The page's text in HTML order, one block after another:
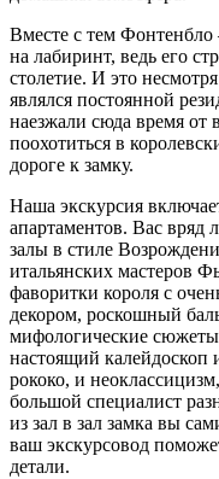
Вместе с тем
на лабиринт, ведь его
столетие. И это
являлся постоянной
наезжали сюда время от
поохотиться в
дороге к замку.
Наша экскурсия
апартаментов. Вас
залы в стиле
итальянских мастеров
фаворитки короля с
декором, роскошный
мифологические
настоящий калейдоскоп
рококо, и
большой специалист
из зал в зал замка вы
ваш экскурсовод
детали.